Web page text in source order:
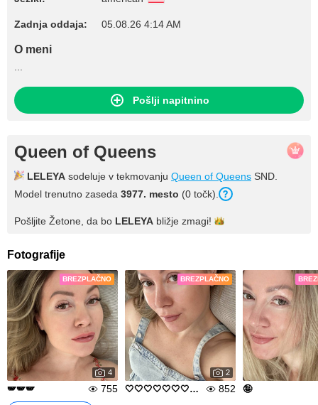
Zadnja oddaja: 05.08.26 4:14 AM
O meni
Pošlji napitnino
Queen of Queens
LELEYA sodeluje v tekmovanju Queen of Queens SND.
Model trenutno zaseda 3977. mesto (0 točk).
Pošljite Žetone, da bo LELEYA bližje zmagi!
Fotografije
BREZPLAČNO
4
🪽🪽🪽 755
BREZPLAČNO
2
🤍🤍🤍🤍🤍🤍🤍🤍🤍🤍🤍🤍🤍 852 🤪